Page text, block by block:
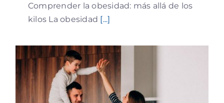
Comprender la obesidad: más allá de los
kilos La obesidad [...]